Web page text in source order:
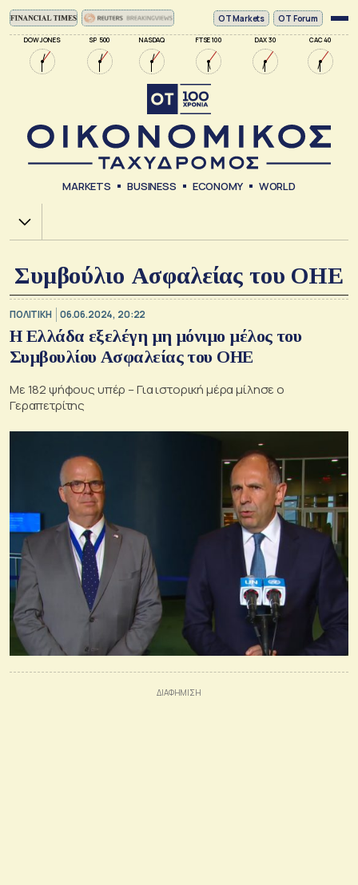
DOW JONES SP 500 NASDAQ FTSE 100 DAX 30 CAC 40
ΟΤ Markets OT Forum
MARKETS BUSINESS ECONOMY WORLD
Χ.Α.
Συμβούλιο Ασφαλείας του ΟΗΕ
ΠΟΛΙΤΙΚΗ 06.06.2024, 20:22
Η Ελλάδα εξελέγη μη μόνιμο μέλος του
Συμβουλίου Ασφαλείας του ΟΗΕ
Με 182 ψήφους υπέρ – Για ιστορική μέρα μίλησε ο
Γεραπετρίτης